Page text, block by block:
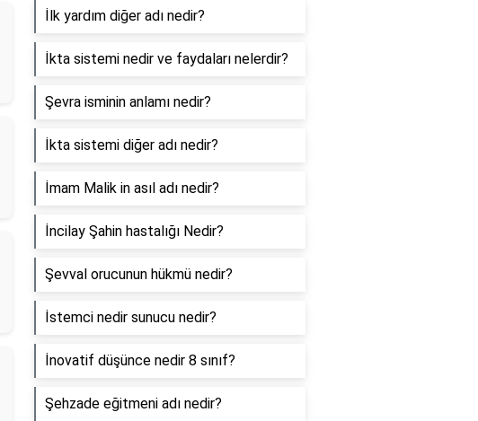
İlk yardım diğer adı nedir?
İkta sistemi nedir ve faydaları nelerdir?
Şevra isminin anlamı nedir?
İkta sistemi diğer adı nedir?
İmam Malik in asıl adı nedir?
İncilay Şahin hastalığı Nedir?
Şevval orucunun hükmü nedir?
İstemci nedir sunucu nedir?
İnovatif düşünce nedir 8 sınıf?
Şehzade eğitmeni adı nedir?